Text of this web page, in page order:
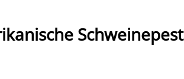
Schweinepest